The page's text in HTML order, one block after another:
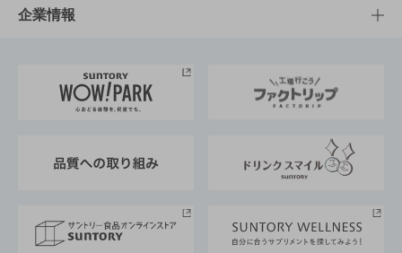
栄養成分一覧
工場見学
地域情報
サントリーホール
サントリーサンバーズ大阪
サステナビリティTOP
サントリーが考えるサステナビリティ経営
企業情報
企業概要
採用情報